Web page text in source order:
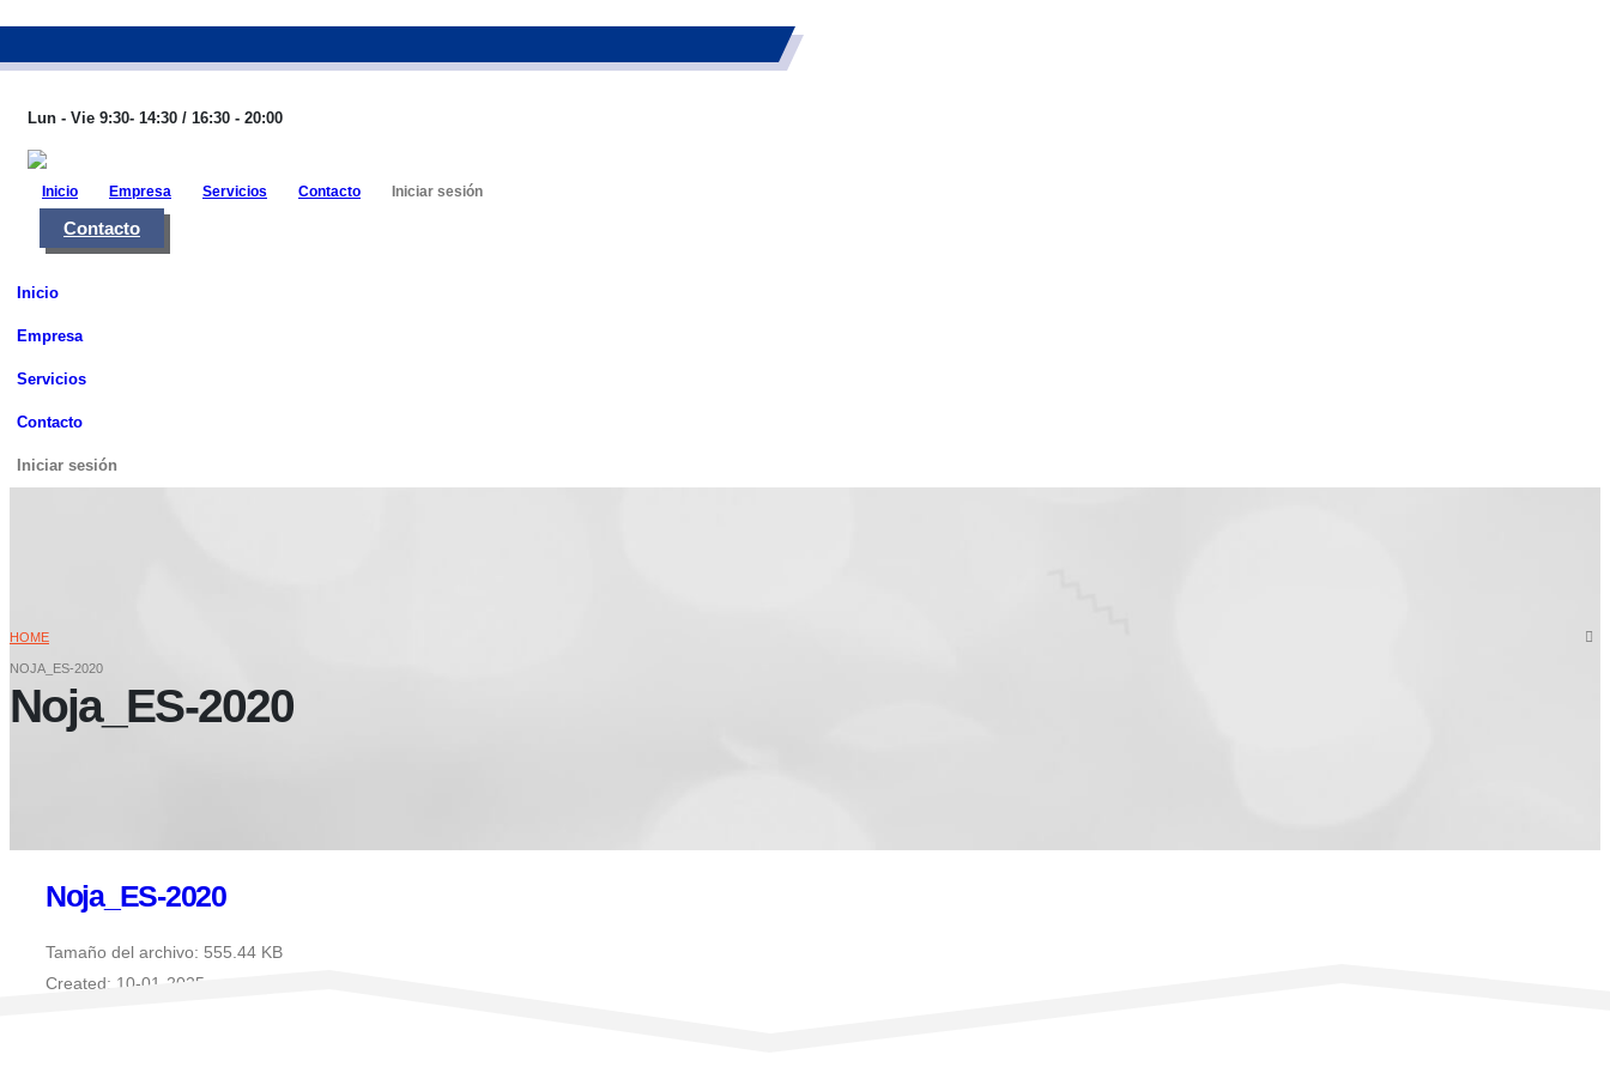
Lun - Vie 9:30- 14:30 / 16:30 - 20:00
Inicio Empresa Servicios Contacto Iniciar sesión
Contacto
Inicio
Empresa
Servicios
Contacto
Iniciar sesión
HOME
NOJA_ES-2020
Noja_ES-2020
Noja_ES-2020
Tamaño del archivo: 555.44 KB
Created: 10-01-2025